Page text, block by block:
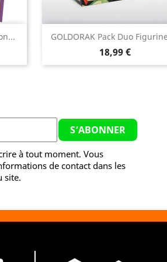
GOLDORAK Pack Duo
Prix
18,99 €
Aperçu rapide
à tout moment. Vous
de contact dans les
site.